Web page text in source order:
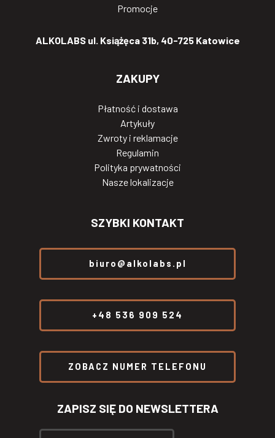
Promocje
ALKOLABS ul. Książęca 31b, 40-725 Katowice
ZAKUPY
Płatność i dostawa
Artykuły
Zwroty i reklamacje
Regulamin
Polityka prywatności
Nasze lokalizacje
SZYBKI KONTAKT
biuro@alkolabs.pl
+48 536 909 524
ZOBACZ NUMER TELEFONU
ZAPISZ SIĘ DO NEWSLETTERA